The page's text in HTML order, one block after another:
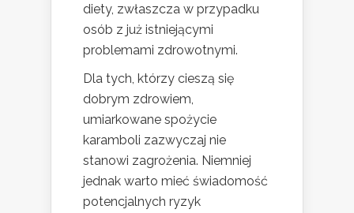
diety, zwłaszcza w przypadku
osób z już istniejącymi
problemami zdrowotnymi.
Dla tych, którzy cieszą się
dobrym zdrowiem,
umiarkowane spożycie
karamboli zazwyczaj nie
stanowi zagrożenia. Niemniej
jednak warto mieć świadomość
potencjalnych ryzyk